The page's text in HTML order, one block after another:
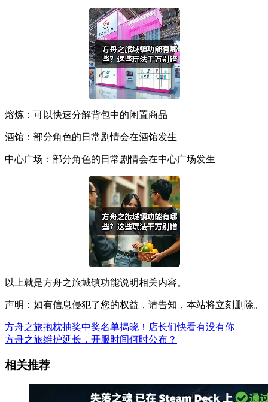
熔炼：可以快速分解背包中的闲置商品
酒馆：部分角色的日常剧情会在酒馆发生
中心广场：部分角色的日常剧情会在中心广场发生
以上就是方舟之旅城镇功能说明相关内容。
声明：如有信息侵犯了您的权益，请告知，本站将立刻删除。
方舟之旅抱枕抽奖中奖名单揭晓！店长们快看有没有你
方舟之旅维护延长，开服时间何时公布？
相关推荐